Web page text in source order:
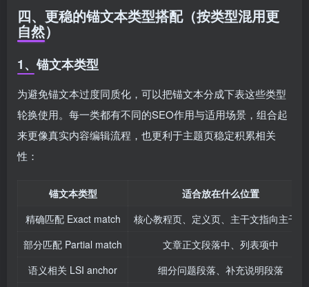
四、更稳的锚文本类型搭配（按类型混用更
自然）
1、锚文本类型
为避免锚文本过度同质化，可以把锚文本分成下表这些类型
轮换使用。每一类都有不同的SEO作用与适用场景，组合起
来更像真实内容编辑流程，也更利于主题页稳定积累相关
性：
锚文本类型
适合放在什么位置
精确匹配 Exact match
核心教程页、定义页、主干文指向主干文
部分匹配 Partial match
文章正文段落中、列表项中
语义相关 LSI anchor
细分问题段落、补充说明段落